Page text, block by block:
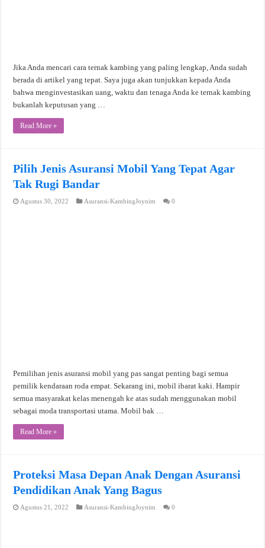
Jika Anda mencari cara ternak kambing yang paling lengkap, Anda sudah
berada di artikel yang tepat. Saya juga akan tunjukkan kepada Anda
bahwa menginvestasikan uang, waktu dan tenaga Anda ke ternak kambing
bukanlah keputusan yang …
Read More »
Pilih Jenis Asuransi Mobil Yang Tepat Agar
Tak Rugi Bandar
Agustus 30, 2022 Asuransi-KambingJoynim 0
Pemilihan jenis asuransi mobil yang pas sangat penting bagi semua
pemilik kendaraan roda empat. Sekarang ini, mobil ibarat kaki. Hampir
semua masyarakat kelas menengah ke atas sudah menggunakan mobil
sebagai moda transportasi utama. Mobil bak …
Read More »
Proteksi Masa Depan Anak Dengan Asuransi
Pendidikan Anak Yang Bagus
Agustus 21, 2022 Asuransi-KambingJoynim 0